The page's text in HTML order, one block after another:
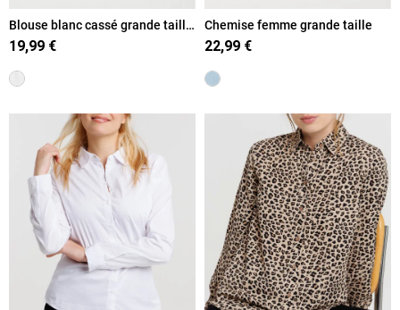
Blouse blanc cassé grande taille
femme
19,99 €
Chemise femme grande taille
22,99 €